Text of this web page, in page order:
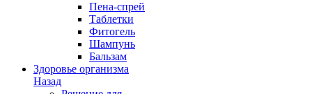
Пена-спрей
Таблетки
Фитогель
Шампунь
Бальзам
Здоровье организма
Назад